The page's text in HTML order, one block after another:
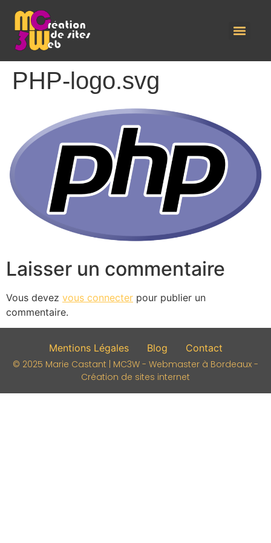
PHP-logo.svg
Laisser un commentaire
Vous devez vous connecter pour publier un
commentaire.
Mentions Légales Blog
Contact
© 2025 Marie Castant | MC3W - Webmaster à Bordeaux -
Création de sites internet